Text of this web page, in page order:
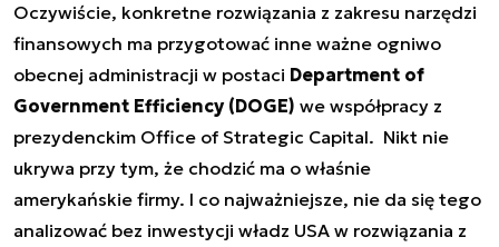
Oczywiście, konkretne rozwiązania z zakresu narzędzi
finansowych ma przygotować inne ważne ogniwo
obecnej administracji w postaci Department of
Government Efficiency (DOGE) we współpracy z
prezydenckim Office of Strategic Capital. Nikt nie
ukrywa przy tym, że chodzić ma o właśnie
amerykańskie firmy. I co najważniejsze, nie da się tego
analizować bez inwestycji władz USA w rozwiązania z